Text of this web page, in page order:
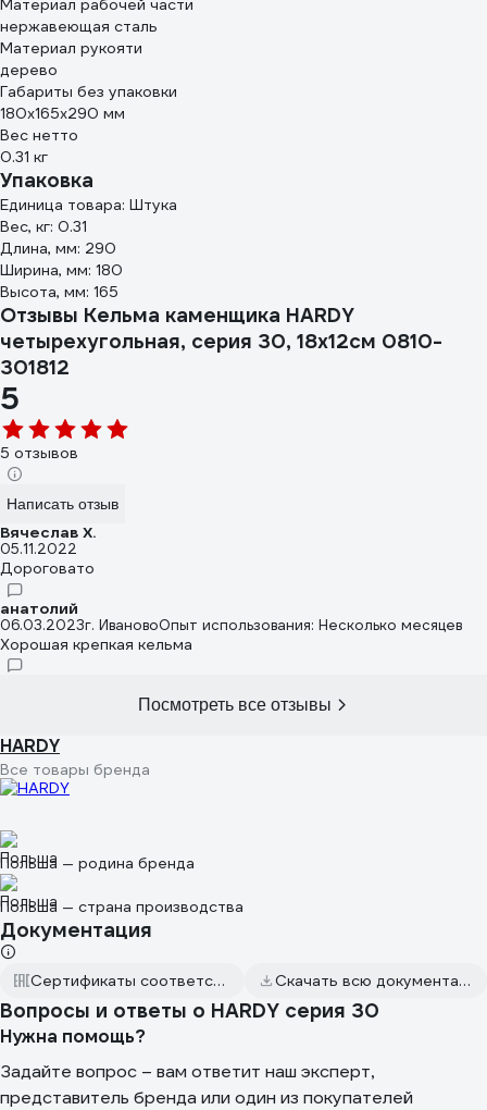
Материал рабочей части
нержавеющая сталь
Материал рукояти
дерево
Габариты без упаковки
180х165х290 мм
Вес нетто
0.31 кг
Упаковка
Единица товара: Штука
Вес, кг: 0.31
Длина, мм: 290
Ширина, мм: 180
Высота, мм: 165
Отзывы Кельма каменщика HARDY
четырехугольная, серия 30, 18х12см 0810-
301812
5
5 отзывов
Написать отзыв
Вячеслав Х.
05.11.2022
Дороговато
анатолий
06.03.2023г. ИвановоОпыт использования: Несколько месяцев
Хорошая крепкая кельма
Посмотреть все отзывы
HARDY
Все товары бренда
Польша — родина бренда
Польша — страна производства
Документация
Сертификаты соответствия Скачать всю документацию
Вопросы и ответы о HARDY серия 30
Нужна помощь?
Задайте вопрос – вам ответит наш эксперт,
представитель бренда или один из покупателей